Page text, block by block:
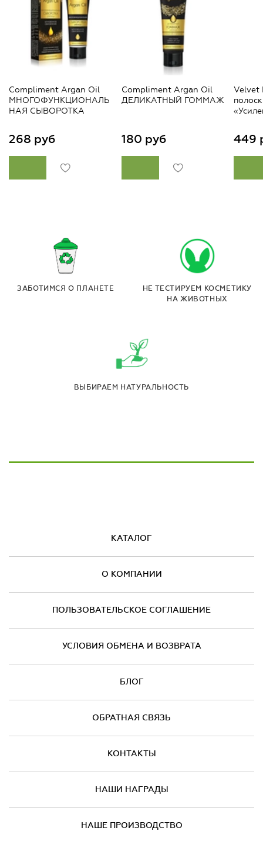
Compliment Argan Oil
МНОГОФУНКЦИОНАЛЬ
НАЯ СЫВОРОТКА
268 руб
Compliment Argan Oil
ДЕЛИКАТНЫЙ ГОММАЖ
180 руб
Velvet
449
ЗАБОТИМСЯ О ПЛАНЕТЕ
НЕ ТЕСТИРУЕМ КОСМЕТИКУ
НА ЖИВОТНЫХ
ВЫБИРАЕМ НАТУРАЛЬНОСТЬ
КАТАЛОГ
О КОМПАНИИ
ПОЛЬЗОВАТЕЛЬСКОЕ СОГЛАШЕНИЕ
УСЛОВИЯ ОБМЕНА И ВОЗВРАТА
БЛОГ
ОБРАТНАЯ СВЯЗЬ
КОНТАКТЫ
НАШИ НАГРАДЫ
НАШЕ ПРОИЗВОДСТВО